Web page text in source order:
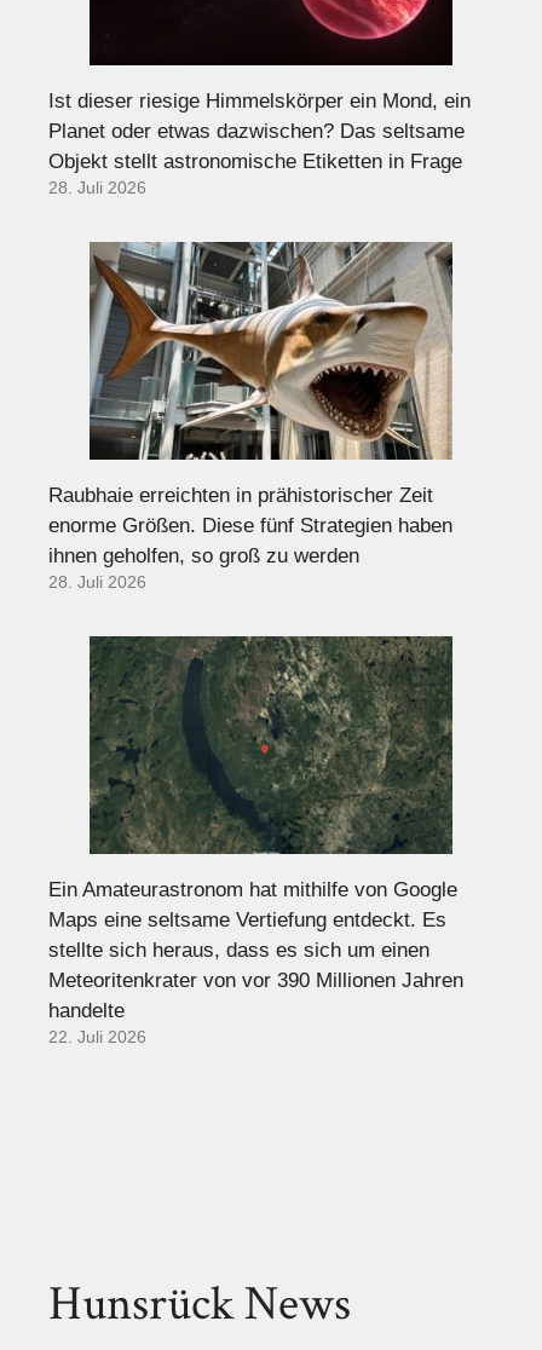
Ist dieser riesige Himmelskörper ein Mond, ein
Planet oder etwas dazwischen? Das seltsame
Objekt stellt astronomische Etiketten in Frage
28. Juli 2026
Raubhaie erreichten in prähistorischer Zeit
enorme Größen. Diese fünf Strategien haben
ihnen geholfen, so groß zu werden
28. Juli 2026
Ein Amateurastronom hat mithilfe von Google
Maps eine seltsame Vertiefung entdeckt. Es
stellte sich heraus, dass es sich um einen
Meteoritenkrater von vor 390 Millionen Jahren
handelte
22. Juli 2026
Hunsrück News